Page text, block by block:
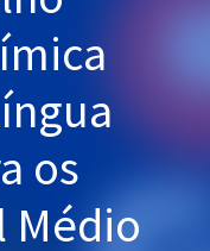
os
Médio